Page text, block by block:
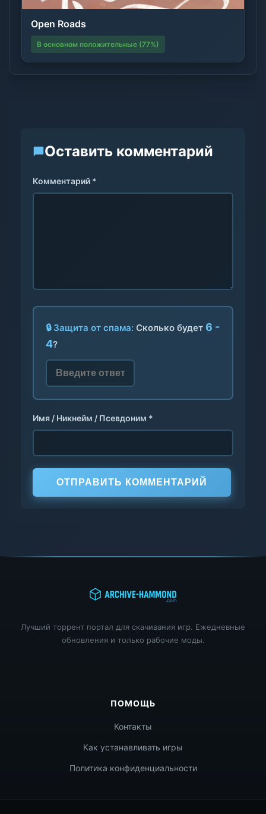
Open Roads
В основном положительные (77%)
Оставить комментарий
Комментарий *
🔒 Защита от спама: Сколько будет 6 -
4?
Имя / Никнейм / Псевдоним *
ОТПРАВИТЬ КОММЕНТАРИЙ
Лучший торрент портал для скачивания игр. Ежедневные
обновления и только рабочие моды.
ПОМОЩЬ
Контакты
Как устанавливать игры
Политика конфиденциальности